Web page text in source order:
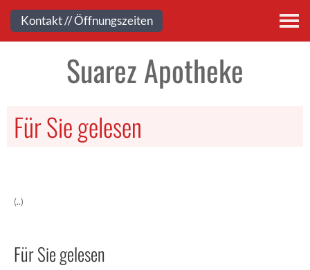
Kontakt
Suarez Apotheke
Für Sie gelesen
(..)
Für Sie gelesen
Kontakt // Öffnungszeiten